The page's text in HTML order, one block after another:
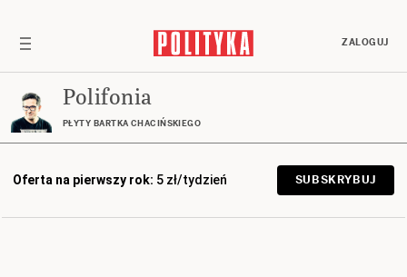
ZALOGUJ
Polifonia
PŁYTY BARTKA CHACIŃSKIEGO
Oferta na pierwszy rok: 5 zł/tydzień SUBSKRYBUJ